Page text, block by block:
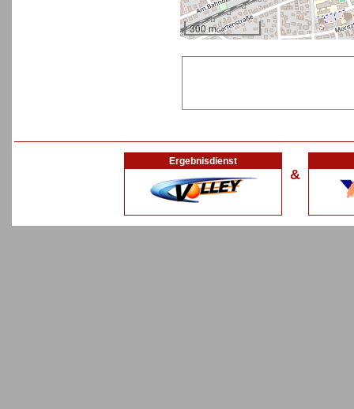
300 m
Ergebnisdienst
&